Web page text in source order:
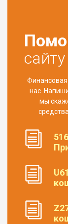
сайту
нас.
мы